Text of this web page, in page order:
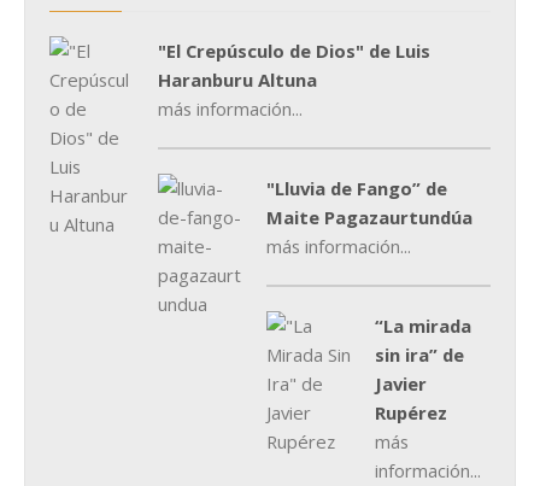
"El Crepúsculo de Dios" de Luis
Haranburu Altuna
más información...
"Lluvia de Fango” de
Maite Pagazaurtundúa
más información...
“La mirada
sin ira” de
Javier
Rupérez
más
información...